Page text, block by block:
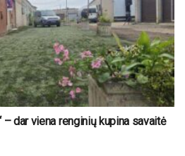
– dar viena renginių kupina savaitė